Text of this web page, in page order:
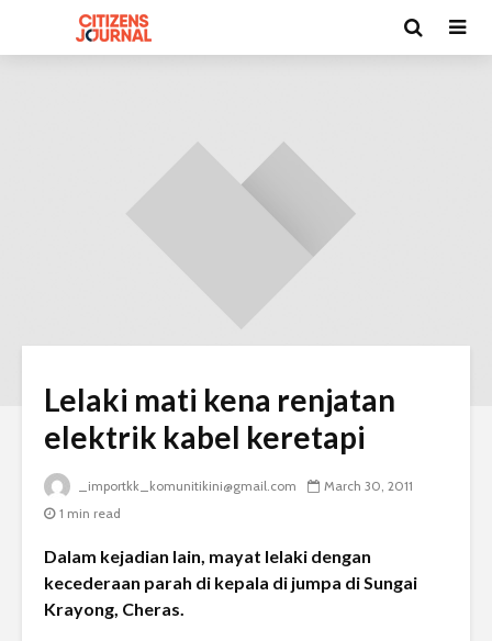
Lelaki mati kena renjatan
elektrik kabel keretapi
_importkk_komunitikini@gmail.com
March 30, 2011
1 min read
Dalam kejadian lain, mayat lelaki dengan
kecederaan parah di kepala di jumpa di Sungai
Krayong, Cheras.